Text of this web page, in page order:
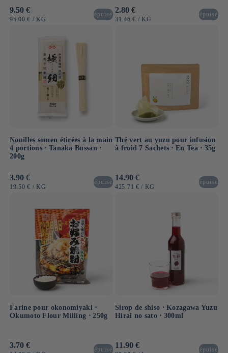
Prix
habituel
9.50 €
PRIX
95.00 € / PAR
KG
épuisé
Prix
habituel
2.80 €
PRIX
31.46 € / PAR
KG
épuisé
Nouilles somen étirées à la main
4 portions ⋅ Tanaka Bussan ⋅
200g
Prix
habituel
3.90 €
PRIX
19.50 € / PAR
KG
épuisé
Thé vert au yuzu pour infusion
à froid 7 Sachets ⋅ En Tea ⋅ 35g
Prix
habituel
14.90 €
PRIX
425.71 € / PAR
KG
épuisé
Farine pour okonomiyaki ⋅
Okumoto Flour Milling ⋅ 250g
Prix
3.70 € épuisé
Sirop de shiso ⋅ Kozagawa Yuzu
Hirai no sato ⋅ 300ml
Prix
11.90 € épuisé